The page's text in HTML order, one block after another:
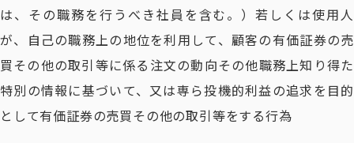
は、その職務を行うべき社員を含む。）若しくは使用人
が、自己の職務上の地位を利用して、顧客の有価証券の売
買その他の取引等に係る注文の動向その他職務上知り得た
特別の情報に基づいて、又は専ら投機的利益の追求を目的
として有価証券の売買その他の取引等をする行為